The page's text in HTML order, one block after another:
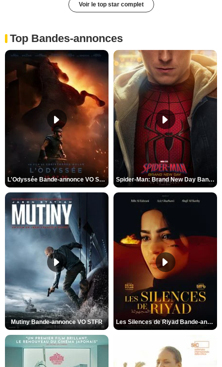
Voir le top star complet
Top Bandes-annonces
L'Odyssée Bande-annonce VO STFR Spider-Man: Brand New Day Bande-annonce VO STFR
Mutiny Bande-annonce VO STFR Les Silences de Riyad Bande-annonce VO STFR